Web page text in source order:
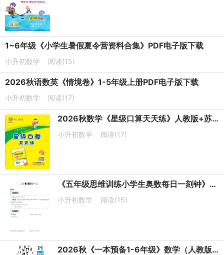
1~6年级《小学生暑假夏令营资料合集》PDF电子版下载
小升初数学 阅读(15)
2026秋语数英《情境卷》1-5年级上册PDF电子版下载
小升初数学 阅读(17)
2026秋数学《星级口算天天练》人教版+苏教版+西师版+北师版+冀教版
小升初数学 阅读(17)
《五年级思维训练小学生奥数每日一刻钟》PDF电子版下载
小升初数学 阅读(15)
2026秋《一本预备1-6年级》数学（人教版+苏教版+北师版）